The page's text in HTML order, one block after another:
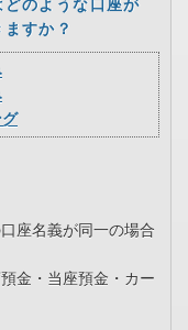
のような口座が
すか？
座名義が同一の場合
金・当座預金・カー